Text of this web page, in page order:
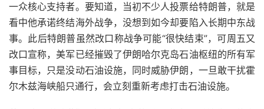
一众核心支持者。要知道，当初不少人投票给特朗普，就是
看中他承诺终结海外战争，没想到如今却要陷入长期中东战
事。此后特朗普虽然改口称战争可能“很快结束”，可周五又
改口宣称，美军已经摧毁了伊朗哈尔克岛石油枢纽的所有军
事目标，只是没动石油设施，同时威胁伊朗，一旦敢干扰霍
尔木兹海峡船只通行，会立刻重新考虑打击石油设施。